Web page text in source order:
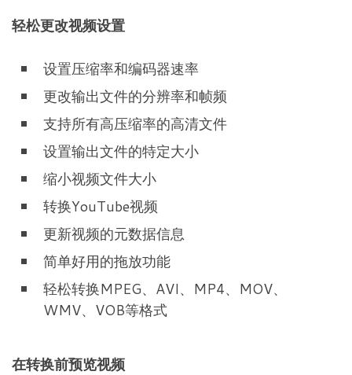
轻松更改视频设置
设置压缩率和编码器速率
更改输出文件的分辨率和帧频
支持所有高压缩率的高清文件
设置输出文件的特定大小
缩小视频文件大小
转换YouTube视频
更新视频的元数据信息
简单好用的拖放功能
轻松转换MPEG、AVI、MP4、MOV、
WMV、VOB等格式
在转换前预览视频